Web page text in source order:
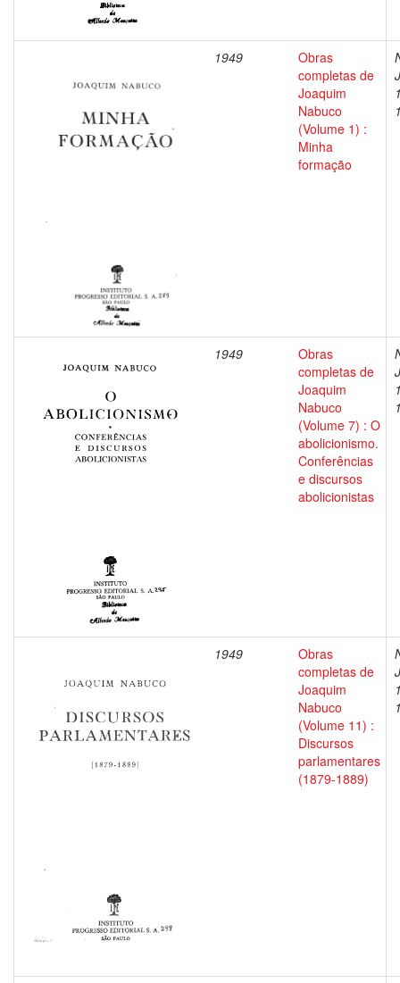
1949
Obras
completas de
Joaquim
Nabuco
(Volume 1) :
Minha
formação
1949
Obras
completas de
Joaquim
Nabuco
(Volume 7) : O
abolicionismo.
Conferências
e discursos
abolicionistas
1949
Obras
completas de
Joaquim
Nabuco
(Volume 11) :
Discursos
parlamentares
(1879-1889)